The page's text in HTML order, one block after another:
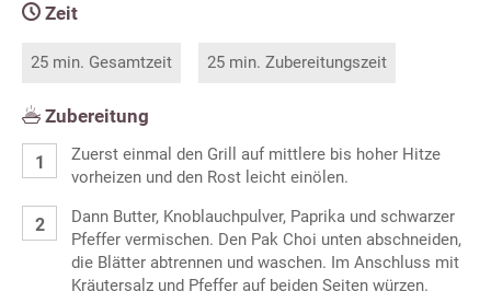
Zeit
25 min. Gesamtzeit 25 min. Zubereitungszeit
Zubereitung
Zuerst einmal den Grill auf mittlere bis hoher Hitze
vorheizen und den Rost leicht einölen.
Dann Butter, Knoblauchpulver, Paprika und schwarzer
Pfeffer vermischen. Den Pak Choi unten abschneiden,
die Blätter abtrennen und waschen. Im Anschluss mit
Kräutersalz und Pfeffer auf beiden Seiten würzen.